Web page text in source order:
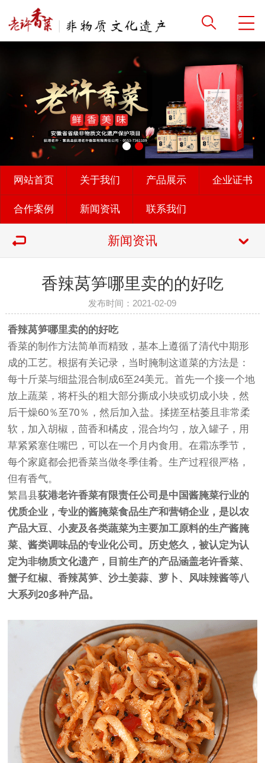
网站首页 关于我们 产品展示 企业证书
合作案例 新闻资讯 联系我们
新闻资讯
香辣莴笋哪里卖的的好吃
发布时间：2021-02-09
香辣莴笋哪里卖的的好吃
香菜的制作方法简单而精致，基本上遵循了清代中期形
成的工艺。根据有关记录，当时腌制这道菜的方法是：
每十斤菜与细盐混合制成6至24美元。首先一个接一个地
放上蔬菜，将杆头的粗大部分撕成小块或切成小块，然
后干燥60％至70％，然后加入盐。揉搓至枯萎且非常柔
软，加入胡椒，茴香和橘皮，混合均匀，放入罐子，用
草紧紧塞住嘴巴，可以在一个月内食用。在霜冻季节，
每个家庭都会把香菜当做冬季佳肴。生产过程很严格，
但有香气。
繁昌县荻港老许香菜有限责任公司是中国酱腌菜行业的
优质企业，专业的酱腌菜食品生产和营销企业，是以农
产品大豆、小麦及各类蔬菜为主要加工原料的生产酱腌
菜、酱类调味品的专业化公司。历史悠久，被认定为认
定为非物质文化遗产，目前生产的产品涵盖老许香菜、
蟹子红椒、香辣莴笋、沙土姜蒜、萝卜、风味辣酱等八
大系列20多种产品。